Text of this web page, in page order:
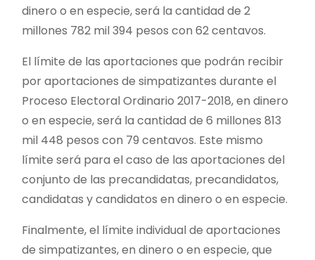
dinero o en especie, será la cantidad de 2
millones 782 mil 394 pesos con 62 centavos.
El límite de las aportaciones que podrán recibir
por aportaciones de simpatizantes durante el
Proceso Electoral Ordinario 2017-2018, en dinero
o en especie, será la cantidad de 6 millones 813
mil 448 pesos con 79 centavos. Este mismo
límite será para el caso de las aportaciones del
conjunto de las precandidatas, precandidatos,
candidatas y candidatos en dinero o en especie.
Finalmente, el límite individual de aportaciones
de simpatizantes, en dinero o en especie, que